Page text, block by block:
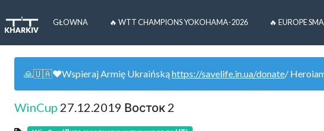
GŁOWNA 🔥 WTT CHAMPIONS YOKOHAMA-2026 🔥 EUROPE
🙏🇺🇦❤️Wspieraj Armię Ukraińskąhttps://savelife.in.ua/donate/
WinCup 27.12.2019 Восток 2